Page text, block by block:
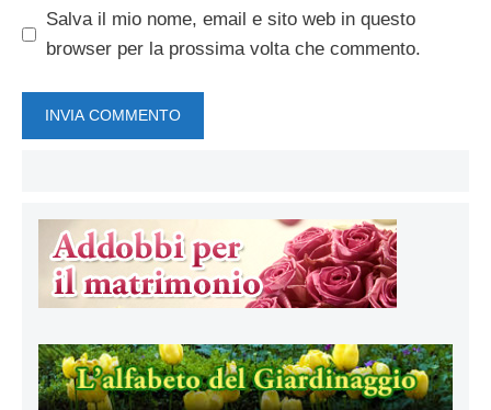
Salva il mio nome, email e sito web in questo
browser per la prossima volta che commento.